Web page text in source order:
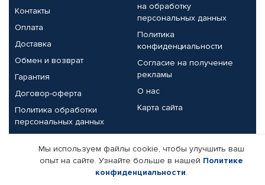
Контакты
Оплата
Доставка
Обмен и возврат
Гарантия
Договор-оферта
Политика обработки
персональных данных
на обработку
персональных данных
Политика
конфиденциальности
Согласие на получение
рекламы
О нас
Карта сайта
Партнерам
Корпоративным клиентам
Реквизиты компании
Мы используем файлы cookie, чтобы улучшить ваш
опыт на сайте. Узнайте больше в нашей Политике
конфиденциальности.